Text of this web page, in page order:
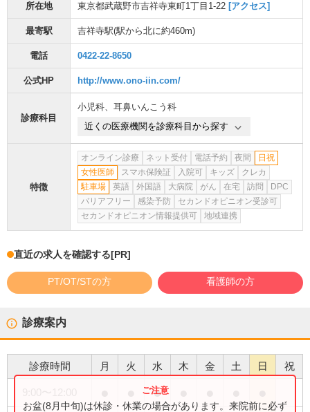
所在地 東京都武蔵野市吉祥寺東町1丁目1-22 [アクセス]
最寄駅 吉祥寺駅(駅から北に約460m)
電話 0422-22-8650
公式HP http://www.ono-iin.com/
診療科目
小児科、 耳鼻いんこう科
近くの医療機関を診療科目から探す
特徴
オンライン診療 ネット受付 電話予約 夜間
日祝
女性医師
スマホ保険証 入院可 キッズ
クレカ
駐車場
英語 外国語 大病院 がん 在宅 訪問
DPC
バリアフリー
感染予防
セカンドオピニオン受診可
セカンドオピニオン情報提供可
地域連携
直近の求人を確認する[PR]
PT/OT/STの方 看護師の方
診療案内
診療時間 月 火 水 木 金 土 日 祝
●
お盆(8月中旬)は休診・休業の場合があります。来院前に必ず